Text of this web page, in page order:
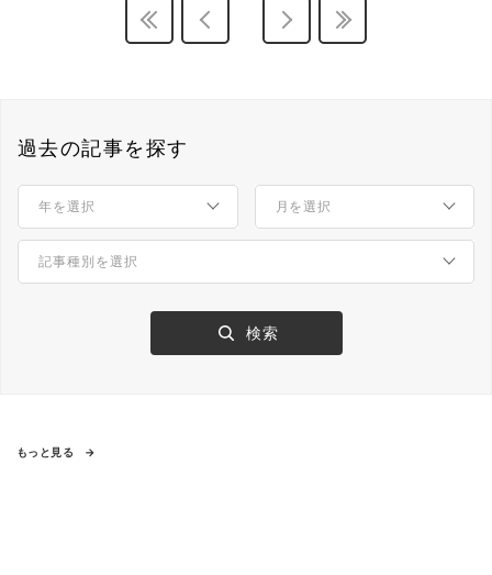
過去の記事を探す
もっと見る